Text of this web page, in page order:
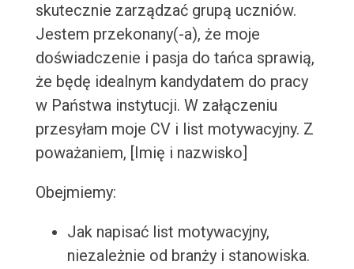
skutecznie zarządzać grupą uczniów.
Jestem przekonany(-a), że moje
doświadczenie i pasja do tańca sprawią,
że będę idealnym kandydatem do pracy
w Państwa instytucji. W załączeniu
przesyłam moje CV i list motywacyjny. Z
poważaniem, [Imię i nazwisko]
Obejmiemy:
Jak napisać list motywacyjny,
niezależnie od branży i stanowiska.